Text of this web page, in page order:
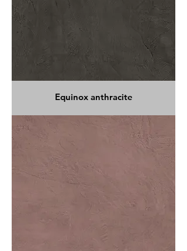
Equinox anthracite